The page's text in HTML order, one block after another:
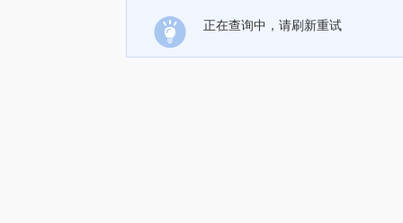
正在查询中，请刷新重试